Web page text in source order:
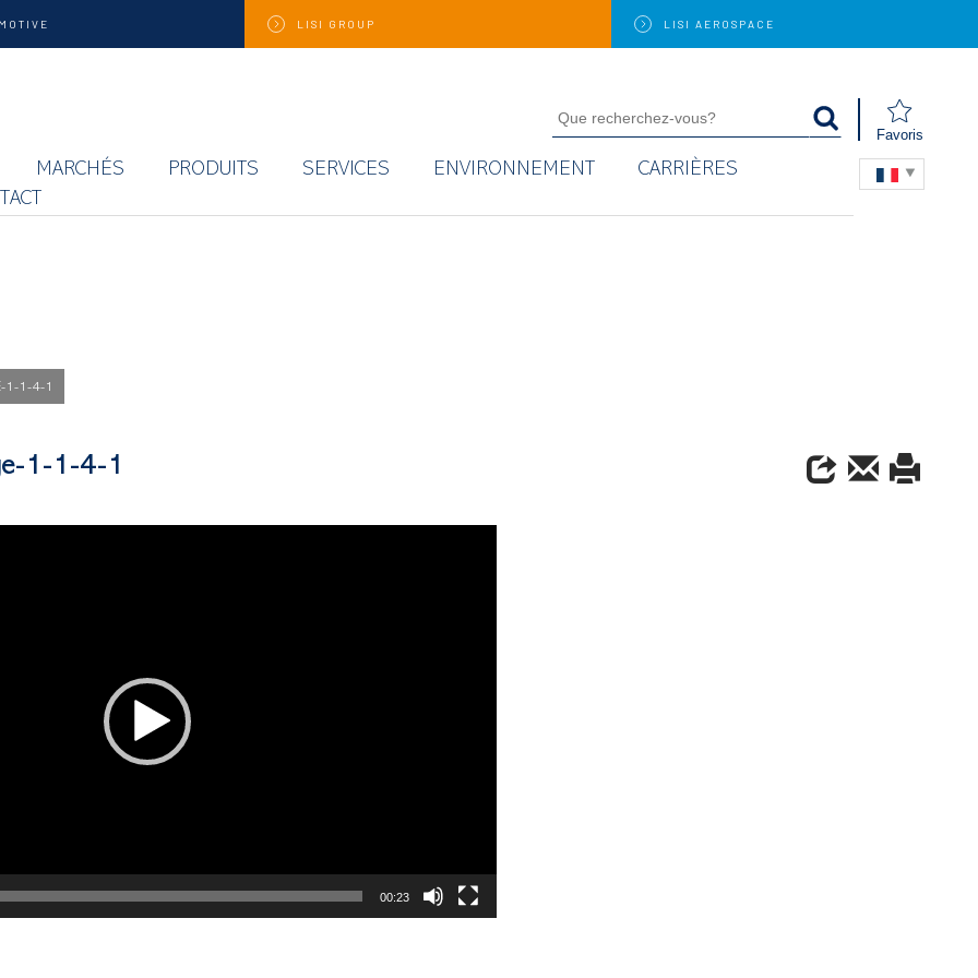
LISI GROUP LISI AEROSPACE
Favoris
MARCHÉS PRODUITS SERVICES ENVIRONNEMENT
CARRIÈRES
1-1-4-1
1-1-4-1
00:23